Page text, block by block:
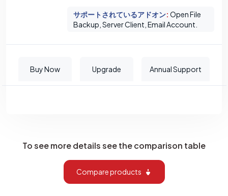
サポートされているアドオン: Open File
Backup, Server Client, Email Account.
Buy Now Upgrade Annual Support
To see more details see the comparison table
Compare products